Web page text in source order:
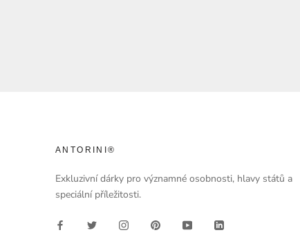
ANTORINI®
Exkluzivní dárky pro významné osobnosti, hlavy států a
speciální příležitosti.